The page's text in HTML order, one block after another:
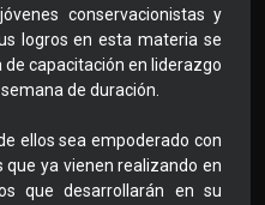
conservacionistas y
logros en esta materia se
capacitación en liderazgo
de duración.
ellos sea empoderado con
ya vienen realizando en
que desarrollarán en su